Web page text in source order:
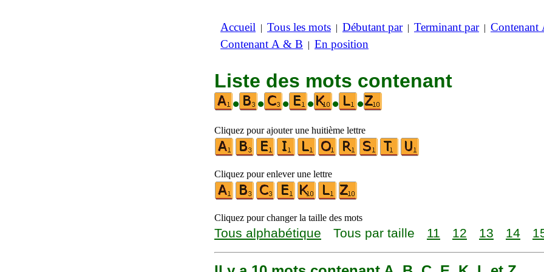
Accueil | Tous les mots | Débutant par| Terminant par| Contenant
Contenant A & B | En position
Liste des mots contenant
•
• • • • •
Cliquez pour ajouter une huitième lettre
Cliquez pour enlever une lettre
Cliquez pour changer la taille des mots
Tous alphabétique Tous par taille 11 12 13 14